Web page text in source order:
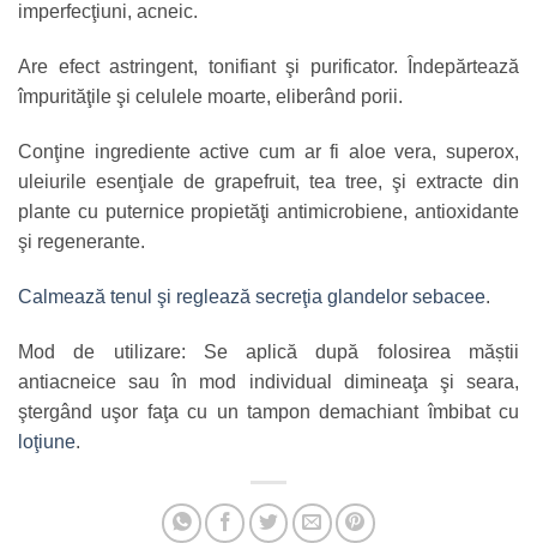
imperfecţiuni, acneic.
Are efect astringent, tonifiant şi purificator. Îndepărtează
împurităţile şi celulele moarte, eliberând porii.
Conţine ingrediente active cum ar fi aloe vera, superox,
uleiurile esenţiale de grapefruit, tea tree, şi extracte din
plante cu puternice propietăţi antimicrobiene, antioxidante
şi regenerante.
Calmează tenul şi reglează secreţia glandelor sebacee.
Mod de utilizare: Se aplică după folosirea măștii
antiacneice sau în mod individual dimineaţa şi seara,
ştergând uşor faţa cu un tampon demachiant îmbibat cu
loţiune.